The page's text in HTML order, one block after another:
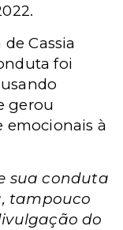
Cassia
foi
gerou
emocionais à
sua conduta
tampouco
do